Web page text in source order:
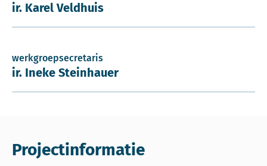
ir. Karel Veldhuis
werkgroepsecretaris
ir. Ineke Steinhauer
Projectinformatie